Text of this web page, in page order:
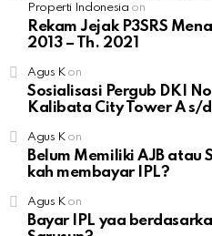
Properti Indonesia on
Rekam Jejak P3SRS
2013 – Th. 2021
Agus Kon
Sosialisasi Pergub DKI
Kalibata City Tower A s/d
Agus Kon
Belum Memiliki AJB atau
kah membayar IPL?
Agus Kon
Bayar IPL yaa